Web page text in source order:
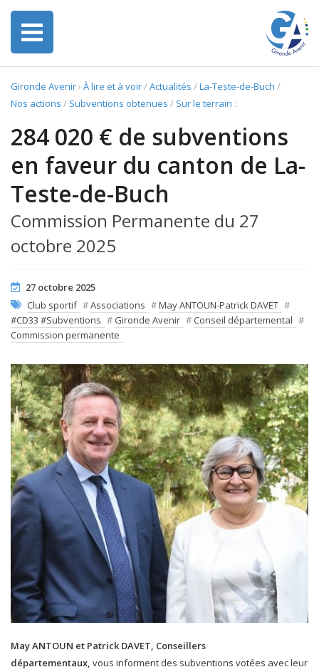
Gironde Avenir› À lire et à voir/Actualités /La-Teste-de-Buch /
Nos actions / Subventions obtenues / Sur le terrain :
284 020 € de subventions
en faveur du canton de La-
Teste-de-Buch
Commission Permanente du 27
octobre 2025
27 octobre 2025
Club sportif #Associations #May ANTOUN-Patrick DAVET #
#CD33 #Subventions # Gironde Avenir # Conseil départemental #
Commission permanente
May ANTOUN et Patrick DAVET, Conseillers
départementaux, vous informent des subventions votées avec leur